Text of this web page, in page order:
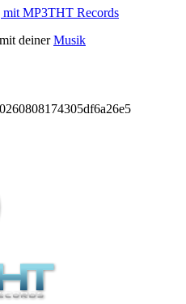
mit MP3THT Records
deinerMusik